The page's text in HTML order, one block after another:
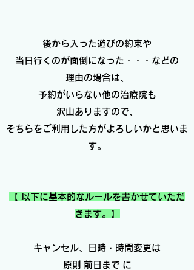
後から入った遊びの約束や
当日行くのが面倒になった・・・などの
理由の場合は、
予約がいらない他の治療院も
沢山ありますので、
そちらをご利用した方がよろしいかと思いま
す。
【 以下に基本的なルールを書かせていただ
きます。】
キャンセル、日時・時間変更は
原則 前日まで に